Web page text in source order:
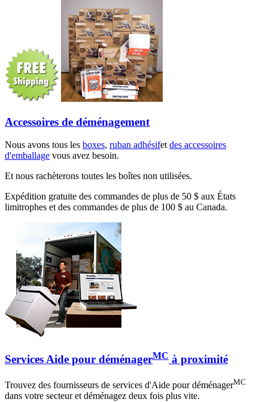
Accessoires de déménagement
Nous avons tous les boxes, ruban adhésifetdes accessoires
d'emballage vous avez besoin.
Et nous rachèterons toutes les boîtes non utilisées.
Expédition gratuite des commandes de plus de 50 $ aux États
limitrophes et des commandes de plus de 100 $ au Canada.
Services Aide pour déménagerMC à proximité
Trouvez des fournisseurs de services d'Aide pour déménagerMC
dans votre secteur et déménagez deux fois plus vite.